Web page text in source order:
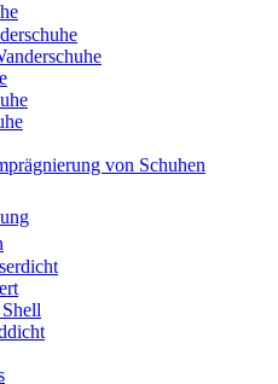
von Schuhen